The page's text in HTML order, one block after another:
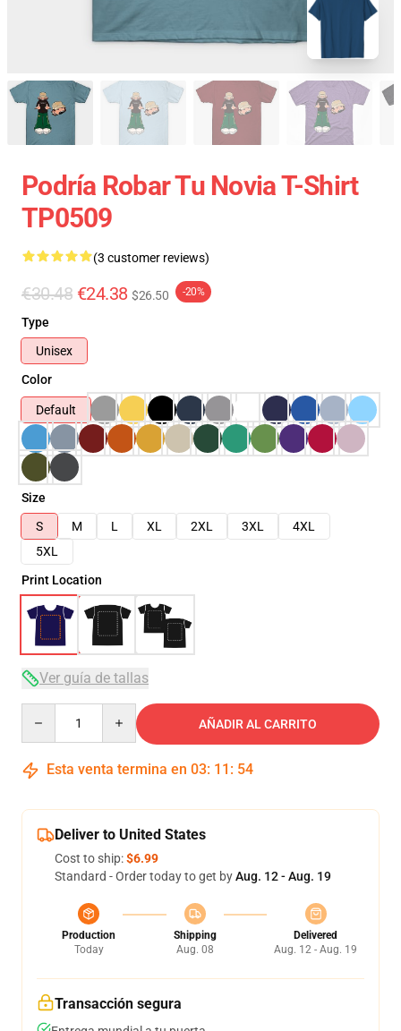
Podría Robar Tu Novia T-Shirt
TP0509
(3 customer reviews)
€30.48 €24.38 $26.50 -20%
Type
Unisex
Color
Default
Size
S
M L XL 2XL 3XL
4XL
5XL
Print Location
Ver guía de tallas
AÑADIR AL CARRITO
Esta venta termina en 03: 11 : 53
Deliver to United States
Cost to ship:$6.99
Standard - Order today to get byAug. 12 - Aug. 19
Production
Today
Shipping
Aug. 08
Delivered
Aug. 12 - Aug. 19
Transacción segura